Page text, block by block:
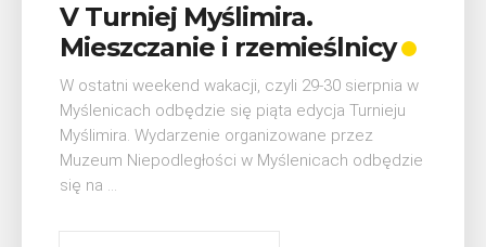
Wykład „Jak zdobyć
odznaki na myślenickich
szlakach?”
W środę 12 sierpnia o godz. 17 w Miejskiej
Bibliotece Publicznej w Myślenicach odbędzie się
wykład Mateusza Murzyna, przewodnika i prezesa
myślenickiego oddziału PTTK Lubomir. ...